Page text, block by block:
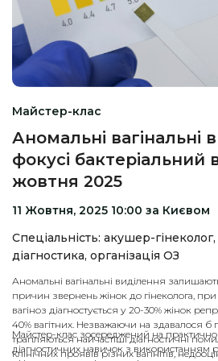
Майстер-клас
Аномальні вагінальні
фокусі бактеріальний
жовтня 2025
11 Жовтня, 2025 10:00 за Києвом
Спеціальність: акушер-гінеколог,
діагностика, організація ОЗ
Аномальні вагінальні виділення
причин звернень жінок до гінеколога,
вагіноз діагностується у 20-30% жінок
40% вагітних. Незважаючи на здавалося б
трапляються найчастіші діагностичні
клінічних проявів різних вагінітів,
Майстер-клас зосереджений на
діагностичних навичок з використанням